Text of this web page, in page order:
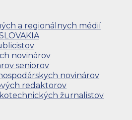
a regionálnych médií
novinárov
seniorov
novinárov
redaktorov
žurnalistov